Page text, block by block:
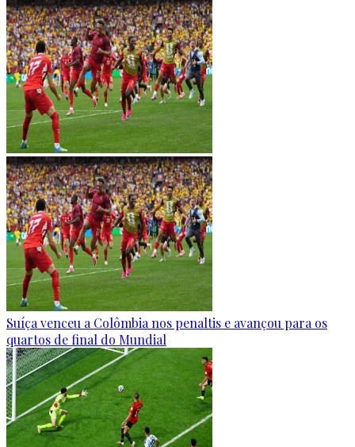
Suíça venceu a Colômbia nos penaltis e avançou para os
quartos de final do Mundial